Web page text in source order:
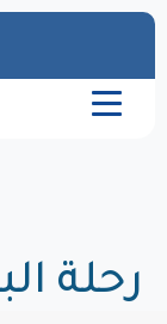
رحلة